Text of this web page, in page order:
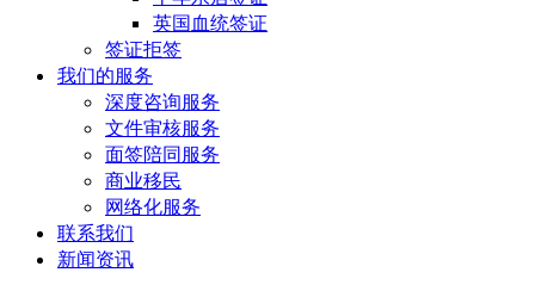
英国血统签证
签证拒签
我们的服务
深度咨询服务
文件审核服务
面签陪同服务
商业移民
网络化服务
联系我们
新闻资讯